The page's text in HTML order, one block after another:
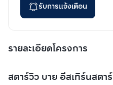
รับการแจ้งเตือน
รายละเอียดโครงการ
สตาร์วิว บาย อีสเทิร์นสตาร์